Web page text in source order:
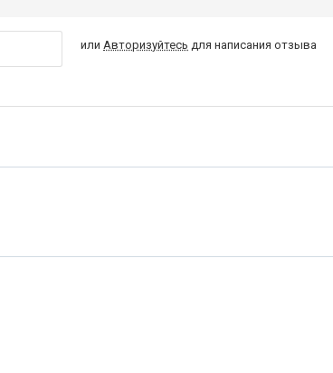
илиАвторизуйтесь для написания отзыва